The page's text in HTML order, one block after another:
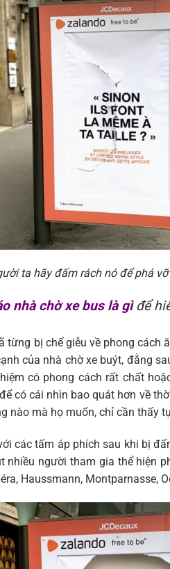
ta hãy đấm rách nó để phá
nhà chờ xe bus là gìđể
từng bị chế giễu về phong
của nhà chờ xe buýt, đằng
có phong cách rất chất
có cái nhìn bao quát hơn về
nào mà họ muốn, chỉ cần thấy
các tấm áp phích sau khi bị
nhiều người tham gia thể hiện
Haussmann, Montparnasse,